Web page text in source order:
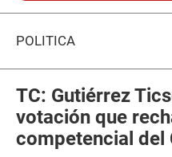
POLÍTICA
TC: Gutiérrez
votación que
competencial del